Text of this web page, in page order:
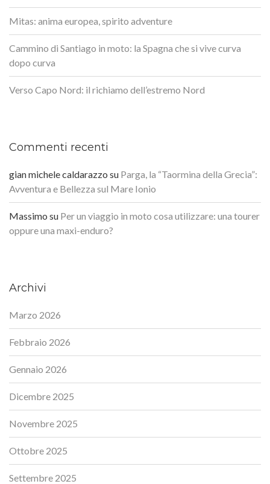
Mitas: anima europea, spirito adventure
Cammino di Santiago in moto: la Spagna che si vive curva
dopo curva
Verso Capo Nord: il richiamo dell’estremo Nord
Commenti recenti
gian michele caldarazzo su Parga, la “Taormina della Grecia”:
Avventura e Bellezza sul Mare Ionio
Massimo su Per un viaggio in moto cosa utilizzare: una tourer
oppure una maxi-enduro?
Archivi
Marzo 2026
Febbraio 2026
Gennaio 2026
Dicembre 2025
Novembre 2025
Ottobre 2025
Settembre 2025